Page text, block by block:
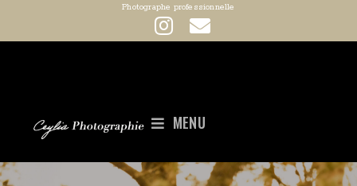
Photographe professionnelle
MENU